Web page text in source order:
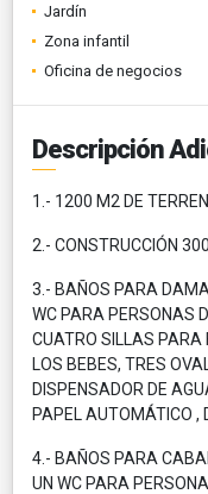
Jardín
Zona infantil
Oficina de negocios
Descripción
1.- 1200 M2 DE
2.- CONSTRUCCIÓN
3.- BAÑOS PARA
WC PARA PERSONAS
CUATRO SILLAS
LOS BEBES, TRES
DISPENSADOR DE
PAPEL AUTOMÁTICO ,
4.- BAÑOS PARA
UN WC PARA